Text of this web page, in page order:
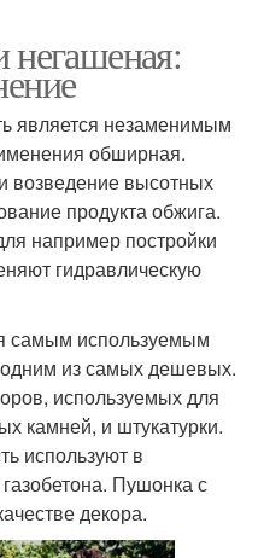
негашеная:
является незаменимым
обширная.
возведение высотных
продукта обжига.
например постройки
гидравлическую
самым используемым
из самых дешевых.
используемых для
камней, и штукатурки.
используют в
Пушонка с
декора.